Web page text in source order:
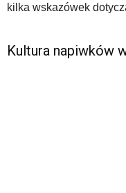
kilka wskazówek
Kultura napiwków